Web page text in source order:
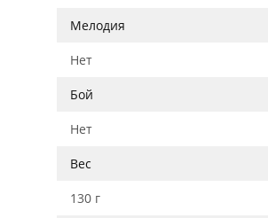
Мелодия
Нет
Бой
Нет
Вес
130 г